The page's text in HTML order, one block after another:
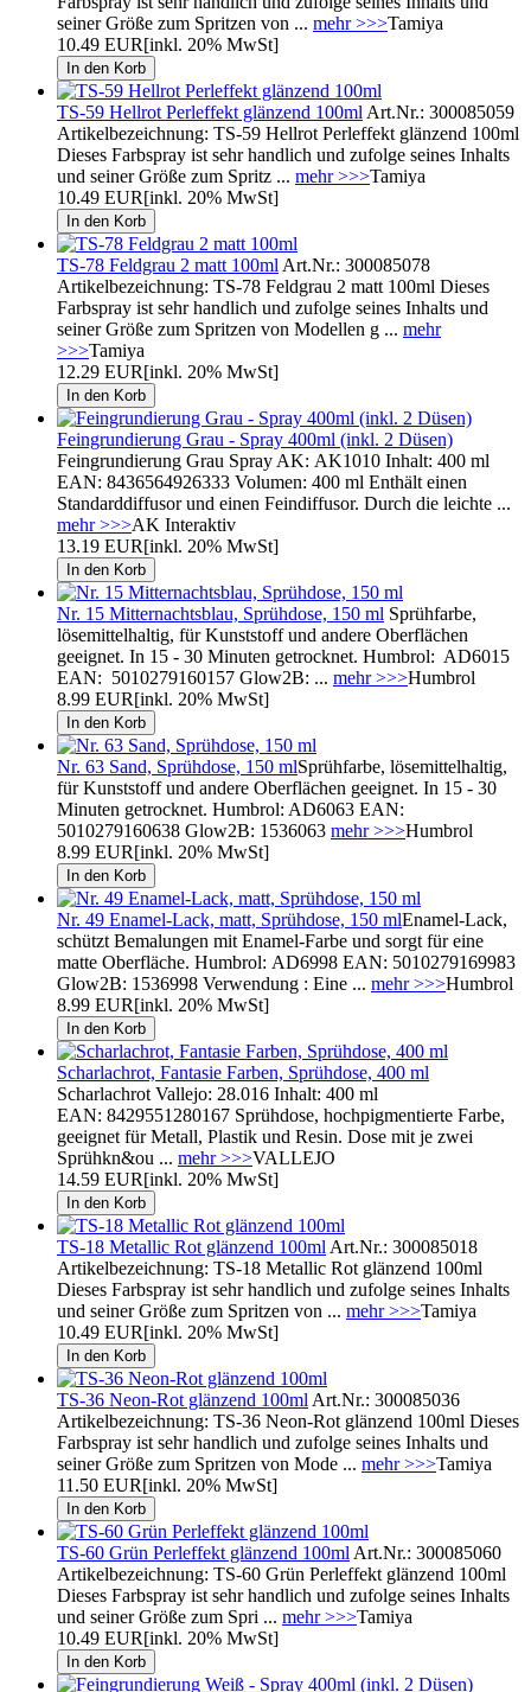
seiner Größe zum Spritzen von ... mehr >>>Tamiya
10.49 EUR[inkl. 20% MwSt]
TS-59 Hellrot Perleffekt glänzend 100ml Art.Nr.: 300085059
Artikelbezeichnung: TS-59 Hellrot Perleffekt glänzend 100ml
Dieses Farbspray ist sehr handlich und zufolge seines Inhalts
und seiner Größe zum Spritz ... mehr >>>Tamiya
10.49 EUR[inkl. 20% MwSt]
TS-78 Feldgrau 2 matt 100ml Art.Nr.: 300085078
Artikelbezeichnung: TS-78 Feldgrau 2 matt 100ml Dieses
Farbspray ist sehr handlich und zufolge seines Inhalts und
seiner Größe zum Spritzen von Modellen g ... mehr
>>>Tamiya
12.29 EUR[inkl. 20% MwSt]
Feingrundierung Grau - Spray 400ml (inkl. 2 Düsen)
Feingrundierung Grau Spray AK: AK1010 Inhalt: 400 ml
EAN: 8436564926333 Volumen: 400 ml Enthält einen
Standarddiffusor und einen Feindiffusor. Durch die leichte ...
mehr >>>AK Interaktiv
13.19 EUR[inkl. 20% MwSt]
Nr. 15 Mitternachtsblau, Sprühdose, 150 ml Sprühfarbe,
lösemittelhaltig, für Kunststoff und andere Oberflächen
geeignet. In 15 - 30 Minuten getrocknet. Humbrol: AD6015
EAN: 5010279160157 Glow2B: ... mehr >>>Humbrol
8.99 EUR[inkl. 20% MwSt]
Nr. 63 Sand, Sprühdose, 150 mlSprühfarbe, lösemittelhaltig,
für Kunststoff und andere Oberflächen geeignet. In 15 - 30
Minuten getrocknet. Humbrol: AD6063 EAN:
5010279160638 Glow2B: 1536063 mehr >>>Humbrol
8.99 EUR[inkl. 20% MwSt]
Nr. 49 Enamel-Lack, matt, Sprühdose, 150 mlEnamel-Lack,
schützt Bemalungen mit Enamel-Farbe und sorgt für eine
matte Oberfläche. Humbrol: AD6998 EAN: 5010279169983
Glow2B: 1536998 Verwendung : Eine ... mehr >>>Humbrol
8.99 EUR[inkl. 20% MwSt]
Scharlachrot, Fantasie Farben, Sprühdose, 400 ml
Scharlachrot Vallejo: 28.016 Inhalt: 400 ml
EAN: 8429551280167 Sprühdose, hochpigmentierte Farbe,
geeignet für Metall, Plastik und Resin. Dose mit je zwei
Sprühkn&ou ... mehr >>>VALLEJO
14.59 EUR[inkl. 20% MwSt]
TS-18 Metallic Rot glänzend 100ml Art.Nr.: 300085018
Artikelbezeichnung: TS-18 Metallic Rot glänzend 100ml
Dieses Farbspray ist sehr handlich und zufolge seines Inhalts
und seiner Größe zum Spritzen von ... mehr >>>Tamiya
10.49 EUR[inkl. 20% MwSt]
TS-36 Neon-Rot glänzend 100ml Art.Nr.: 300085036
Artikelbezeichnung: TS-36 Neon-Rot glänzend 100ml Dieses
Farbspray ist sehr handlich und zufolge seines Inhalts und
seiner Größe zum Spritzen von Mode ... mehr >>>Tamiya
11.50 EUR[inkl. 20% MwSt]
TS-60 Grün Perleffekt glänzend 100ml Art.Nr.: 300085060
Artikelbezeichnung: TS-60 Grün Perleffekt glänzend 100ml
Dieses Farbspray ist sehr handlich und zufolge seines Inhalts
und seiner Größe zum Spri ... mehr >>>Tamiya
10.49 EUR[inkl. 20% MwSt]